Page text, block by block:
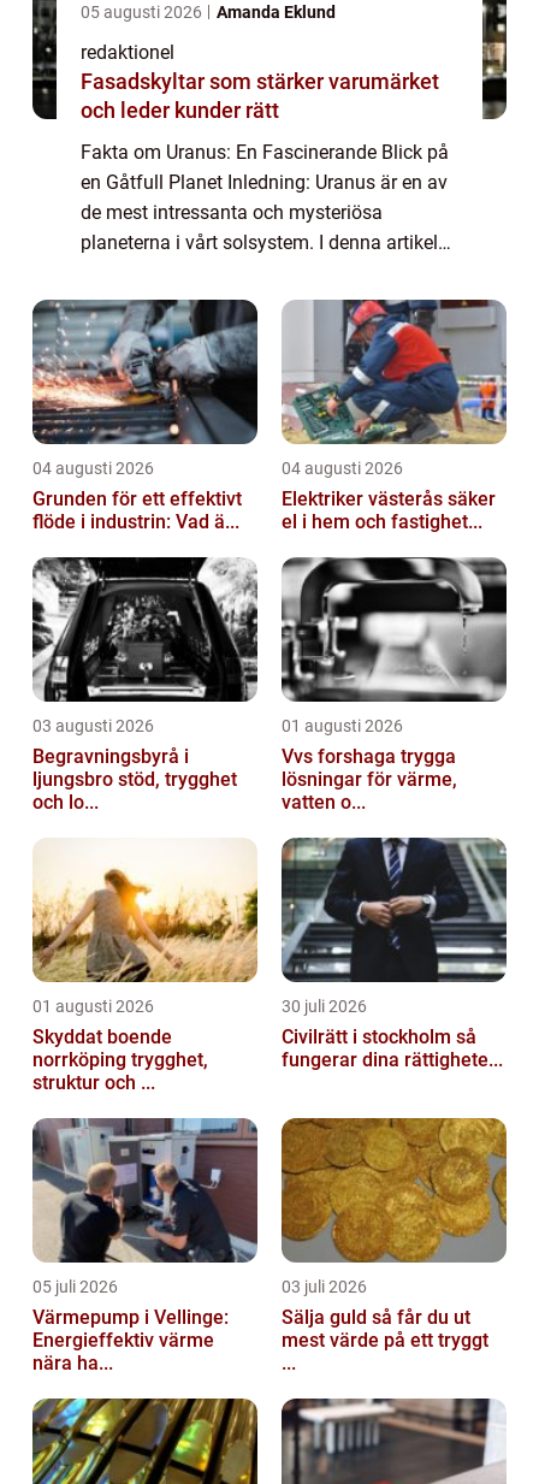
05 augusti 2026 Amanda Eklund
redaktionel
Fasadskyltar som stärker varumärket
och leder kunder rätt
Fakta om Uranus: En Fascinerande Blick på
en Gåtfull Planet Inledning: Uranus är en av
de mest intressanta och mysteriösa
planeterna i vårt solsystem. I denna artikel
om Uranus samt ge en omfattande
presentation...
04 augusti 2026
Grunden för ett effektivt
flöde i industrin: Vad ä...
04 augusti 2026
Elektriker västerås säker
el i hem och fastighet...
03 augusti 2026
Begravningsbyrå i
ljungsbro stöd, trygghet
och lo...
01 augusti 2026
Vvs forshaga trygga
lösningar för värme,
vatten o...
01 augusti 2026
Skyddat boende
norrköping trygghet,
struktur och ...
30 juli 2026
Civilrätt i stockholm så
fungerar dina rättighete...
05 juli 2026
Värmepump i Vellinge:
Energieffektiv värme
nära ha...
03 juli 2026
Sälja guld så får du ut
mest värde på ett tryggt
...